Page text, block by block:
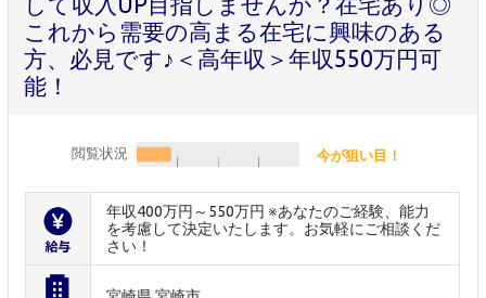
これから需要の高まる在宅に興味のある
方、必見です♪＜高年収＞年収550万円可
能！
閲覧状況 今が狙い目！
年収400万円～550万円 ※あなたのご経験、能力
を考慮して決定いたします。お気軽にご相談くだ
さい！